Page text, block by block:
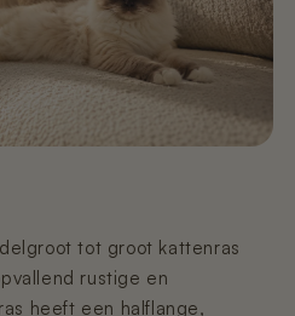
order
- Dune Beige
order
- Mocca Brown
Klep
Klep
(Rooster/Zeef)
(3 m
tot groot kattenras
rustige en
heeft een halflange,